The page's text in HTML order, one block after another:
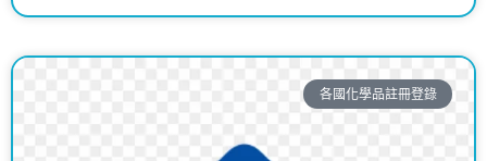
各國化學品註冊登錄